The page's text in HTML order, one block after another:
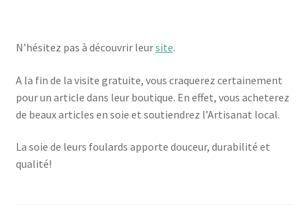
N’hésitez pas à découvrir leursite.
A la fin de la visite gratuite, vous craquerez certainement
pour un article dans leur boutique. En effet, vous acheterez
de beaux articles en soie et soutiendrez l’Artisanat local.
La soie de leurs foulards apporte douceur, durabilité et
qualité!